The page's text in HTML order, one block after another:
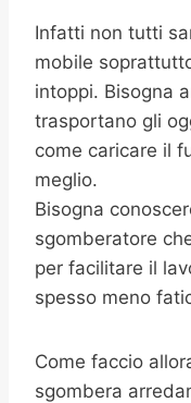
Infatti non tutti
mobile
intoppi. Bisogna
trasportano gli
come caricare il
meglio.
Bisogna
sgomberatore
per facilitare il
spesso meno
Come faccio
sgombera